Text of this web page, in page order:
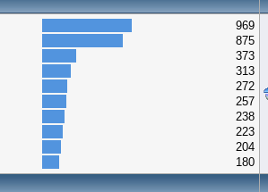
969
875
373
313
272
257
238
223
204
180